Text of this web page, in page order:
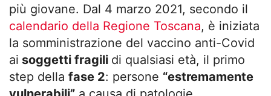
più giovane. Dal 4 marzo 2021, secondo il
calendario della Regione Toscana, è iniziata
la somministrazione del vaccino anti-Covid
ai soggetti fragili di qualsiasi età, il primo
step della fase 2: persone “estremamente